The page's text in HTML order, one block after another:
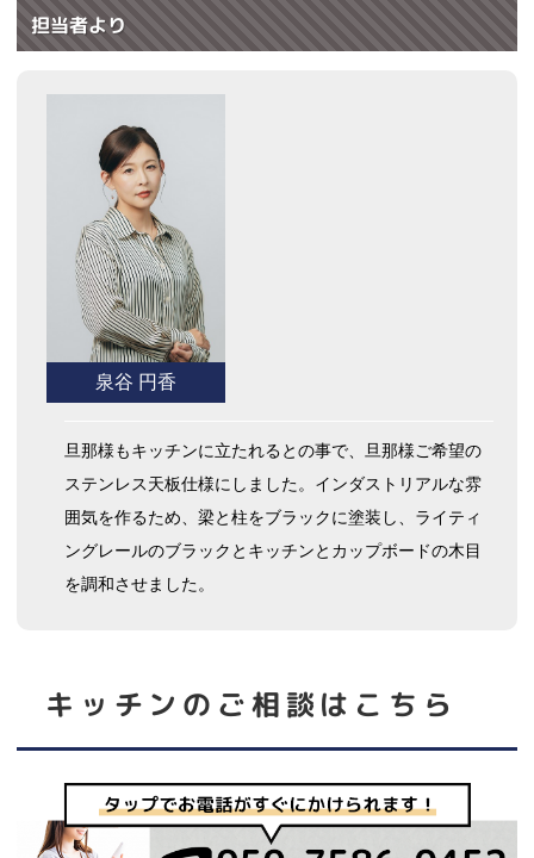
担当者より
泉谷 円香
旦那様もキッチンに立たれるとの事で、旦那様ご希望の
ステンレス天板仕様にしました。インダストリアルな雰
囲気を作るため、梁と柱をブラックに塗装し、ライティ
ングレールのブラックとキッチンとカップボードの木目
を調和させました。
キッチン のご相談はこちら